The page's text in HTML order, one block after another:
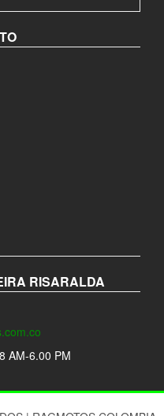
RISARALDA
AM-6.00 PM